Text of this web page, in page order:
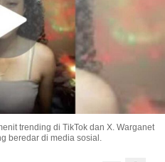
trending di TikTok dan X. Warganet
beredar di media sosial.